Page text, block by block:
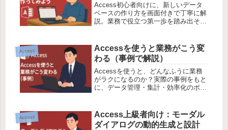
Access初心者向けに、新しいデータ
ベースの作り方を画面付きで丁寧に解
説。業務で役立つ第一歩を踏み出そ
Access
Accessを使うと業務がこう変
わる（事例で解説）
Accessを使うと、どんなふうに業務
がラクになるのか？実際の事例をもと
に、データ管理・集計・効率化のポイ
Access
Access上級者向け：モーダル
ダイアログの動的生成と設計